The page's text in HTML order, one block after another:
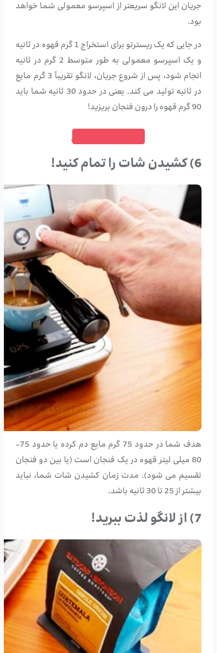
جریان این لانگو سریعتر از اسپرسو معمولی شما خواهد
بود.
در جایی که یک ریسترتو برای استخراج 1 گرم قهوه در ثانیه
و یک اسپرسو معمولی به طور متوسط 2 گرم در ثانیه
انجام شود، پس از شروع جریان، لانگو تقریباً 3 گرم مایع
در ثانیه تولید می کند. یعنی در حدود 30 ثانیه شما باید
90 گرم قهوه را درون فنجان بریزید!
6) کشیدن شات را تمام کنید!
هدف شما در حدود 75 گرم مایع دم کرده یا حدود 75-
80 میلی لیتر قهوه در یک فنجان است (یا بین دو فنجان
تقسیم می شود). مدت زمان کشیدن شات شما، نباید
بیشتر از 25 تا 30 ثانیه باشد.
7) از لانگو لذت ببرید!